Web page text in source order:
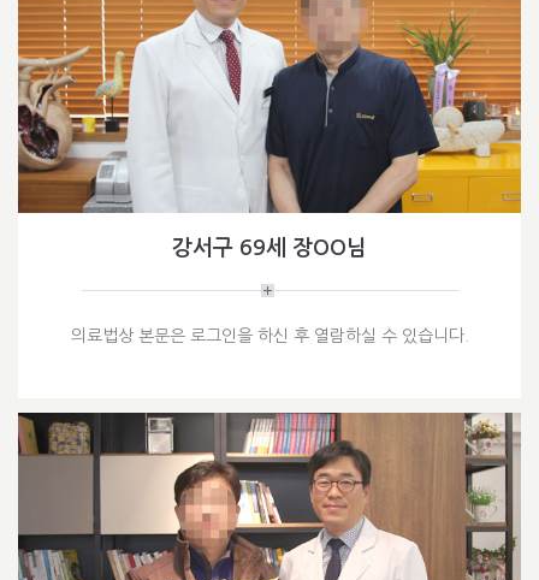
강서구 69세 장OO님
의료법상 본문은 로그인을 하신 후 열람하실 수 있습니다.